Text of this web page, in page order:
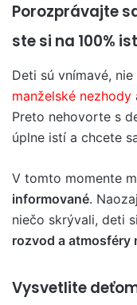
Porozprávajte
ste si na 100%
Deti sú vnímavé,
manželské nezhody
Preto nehovorte s
úplne istí a chcete
V tomto momente
informované. Naozaj
niečo skrývali, deti
rozvod a atmosféry
Vysvetlite